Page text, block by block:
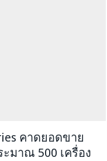
คาดยอดขาย
มาณ 500 เครื่อง